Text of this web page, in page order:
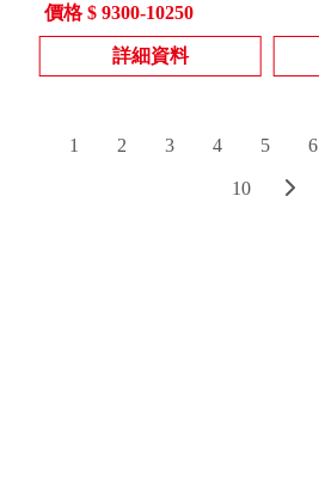
代 新款 噴霧機動力組 水
M18 BBPFP2-CST | M18
BBPFP2-WST
價格 $ 9300-10250
詳細資料
1 2 3 4 5 6
10